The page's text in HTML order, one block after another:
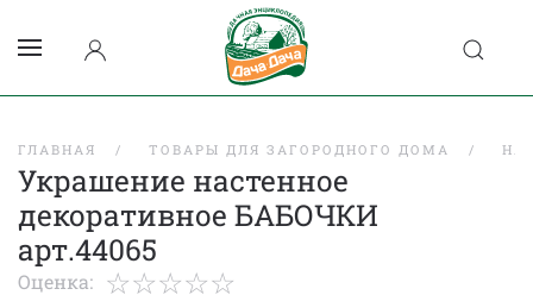
ГЛАВНАЯ ТОВАРЫ ДЛЯ ЗАГОРОДНОГО ДОМА
Украшение настенное
декоративное БАБОЧКИ
арт.44065
Оценка: